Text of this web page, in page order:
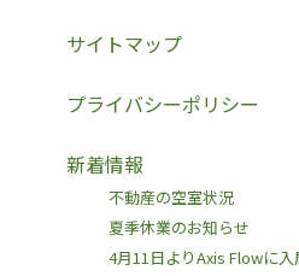
サイトマップ
プライバシーポリシー
新着情報
不動産の空室状況
夏季休業のお知らせ
4月11日よりAxis Flowに入